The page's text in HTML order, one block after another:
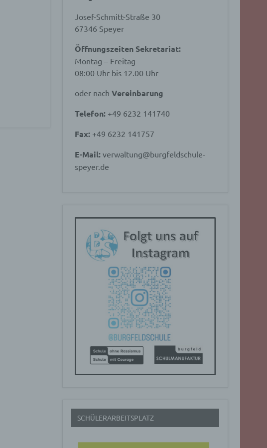
Josef-Schmitt-Straße 30
67346 Speyer
Öffnungszeiten Sekretariat:
Montag – Freitag
08:00 Uhr bis 12.00 Uhr
oder nachVereinbarung
Telefon: +49 6232 141740
Fax: +49 6232 141757
E-Mail: verwaltung@burgfeldschule-
speyer.de
SCHÜLERARBEITSPLATZ